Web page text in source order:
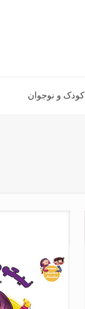
کودک و نوجوان